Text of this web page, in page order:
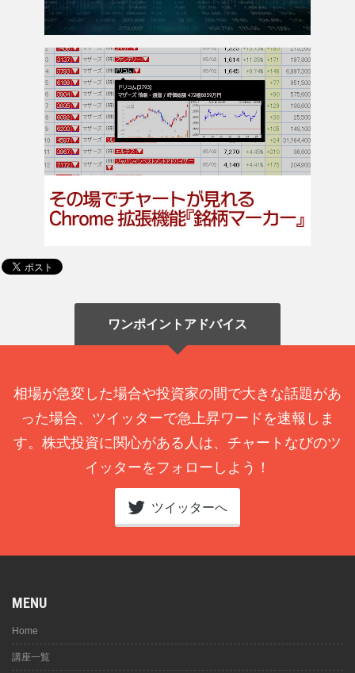
ワンポイントアドバイス
相場が急変した場合や投資家の間で大きな話題があ
った場合、ツイッターで急上昇ワードを速報しま
す。株式投資に関心がある人は、チャートなびのツ
イッターをフォローしよう！
ツイッターへ
MENU
Home
講座一覧